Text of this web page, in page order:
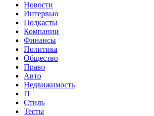
Новости
Интервью
Подкасты
Компании
Финансы
Политика
Общество
Право
Авто
Недвижимость
IT
Стиль
Тесты